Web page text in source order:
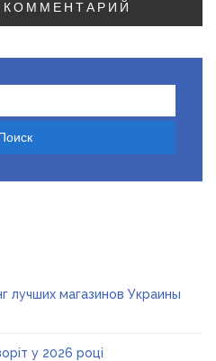
лучших магазинов Украины
у 2026 році